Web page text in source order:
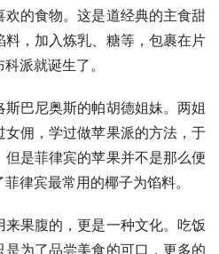
的食物。这是道经典的主食甜
，加入炼乳、糖等，包裹在片
派就诞生了。
巴尼奥斯的帕胡德姐妹。两姐
佣，学过做苹果派的方法，于
是菲律宾的苹果并不是那么便
律宾最常用的椰子为馅料。
果腹的，更是一种文化。吃饭
为了品尝美食的可口，更多的